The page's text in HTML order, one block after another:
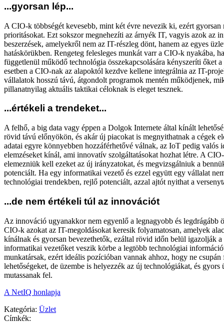
...gyorsan lép...
A CIO-k többségét kevesebb, mint két évre nevezik ki, ezért
prioritásokat. Ezt sokszor megnehezíti az árnyék IT, vagyis azok az
beszerzések, amelyekről nem az IT-részleg dönt, hanem az egyes
hatáskörükben. Rengeteg felesleges munkát varr a CIO-k nyakába,
függetlenül működő technológia összekapcsolására kényszeríti őket a
esetben a CIO-nak az alapoktól kezdve kellene integrálnia az IT-
vállalatok hosszú távú, átgondolt programok mentén működjenek,
pillanatnyilag aktuális taktikai céloknak is eleget tesznek.
...értékeli a trendeket...
A felhő, a big data vagy éppen a Dolgok Internete által kínált
rövid távú előnyökön, és akár új piacokat is megnyithatnak a cégek
adatai egyre könnyebben hozzáférhetővé válnak, az IoT pedig valós
elemzéseket kínál, ami innovatív szolgáltatásokat hozhat létre. A
elemezniük kell ezeket az új irányzatokat, és megvizsgálniuk a
potenciált. Ha egy informatikai vezető és ezzel együtt egy vállalat
technológiai trendekben, rejlő potenciált, azzal ajtót nyithat a
...de nem értékeli túl az innovációt
Az innováció ugyanakkor nem egyenlő a legnagyobb és legdrágább
CIO-k azokat az IT-megoldásokat keresik folyamatosan, amelyek
kínálnak és gyorsan bevezethetők, ezáltal rövid időn belül igazolják a
informatikai vezetőket veszik körbe a legtöbb technológiai
munkatársak, ezért ideális pozícióban vannak ahhoz, hogy ne csupán
lehetőségeket, de üzembe is helyezzék az új technológiákat, és gyors
mutassanak fel.
A NetIQ honlapja
Kategória: Üzlet
Címkék: